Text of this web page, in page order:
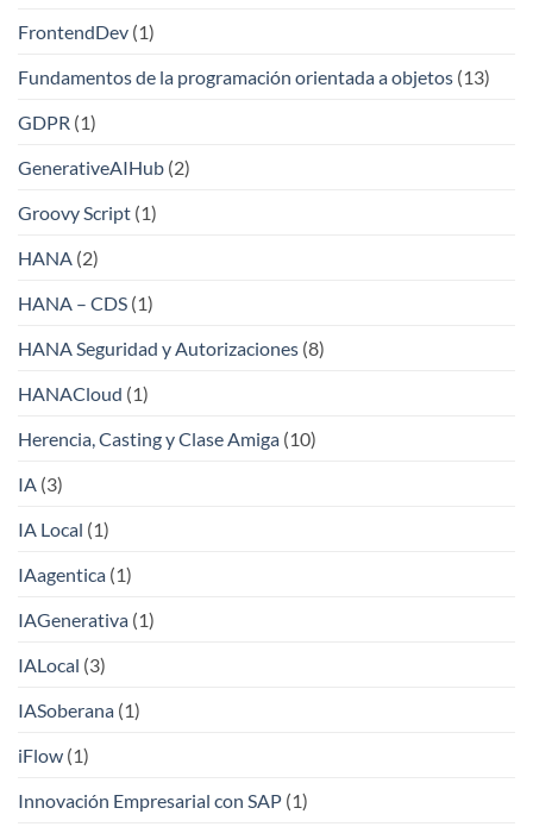
FrontendDev (1)
Fundamentos de la programación orientada a objetos (13)
GDPR (1)
GenerativeAIHub (2)
Groovy Script (1)
HANA (2)
HANA – CDS (1)
HANA Seguridad y Autorizaciones (8)
HANACloud (1)
Herencia, Casting y Clase Amiga (10)
IA (3)
IA Local (1)
IAagentica (1)
IAGenerativa (1)
IALocal (3)
IASoberana (1)
iFlow (1)
Innovación Empresarial con SAP (1)